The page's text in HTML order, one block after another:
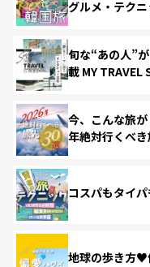
グルメ・テクニ
旬な“あの人”
載 MY TRAVEL
今、こんな旅
年絶対行くべ
コスパもタイ
地球の歩き方♥